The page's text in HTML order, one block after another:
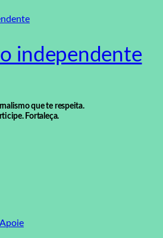
independente
que te respeita.
Fortaleça.